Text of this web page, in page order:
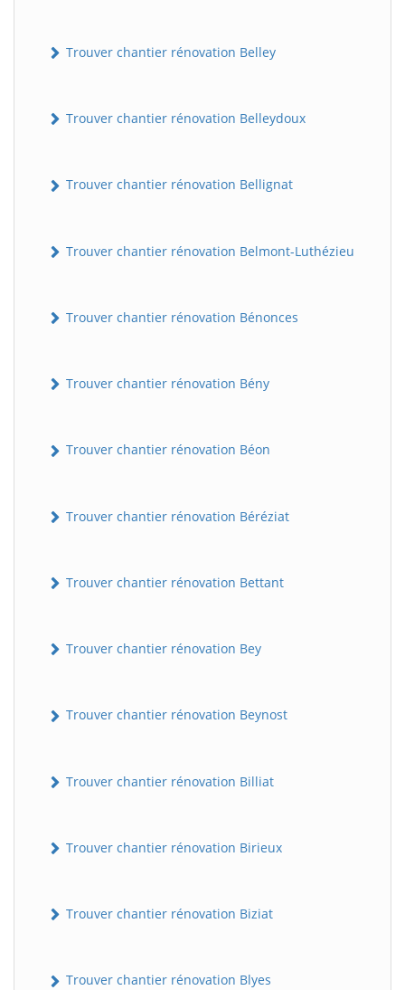
Trouver chantier rénovation Belley
Trouver chantier rénovation Belleydoux
Trouver chantier rénovation Bellignat
Trouver chantier rénovation Belmont-Luthézieu
Trouver chantier rénovation Bénonces
Trouver chantier rénovation Bény
Trouver chantier rénovation Béon
Trouver chantier rénovation Béréziat
Trouver chantier rénovation Bettant
Trouver chantier rénovation Bey
Trouver chantier rénovation Beynost
Trouver chantier rénovation Billiat
Trouver chantier rénovation Birieux
Trouver chantier rénovation Biziat
Trouver chantier rénovation Blyes